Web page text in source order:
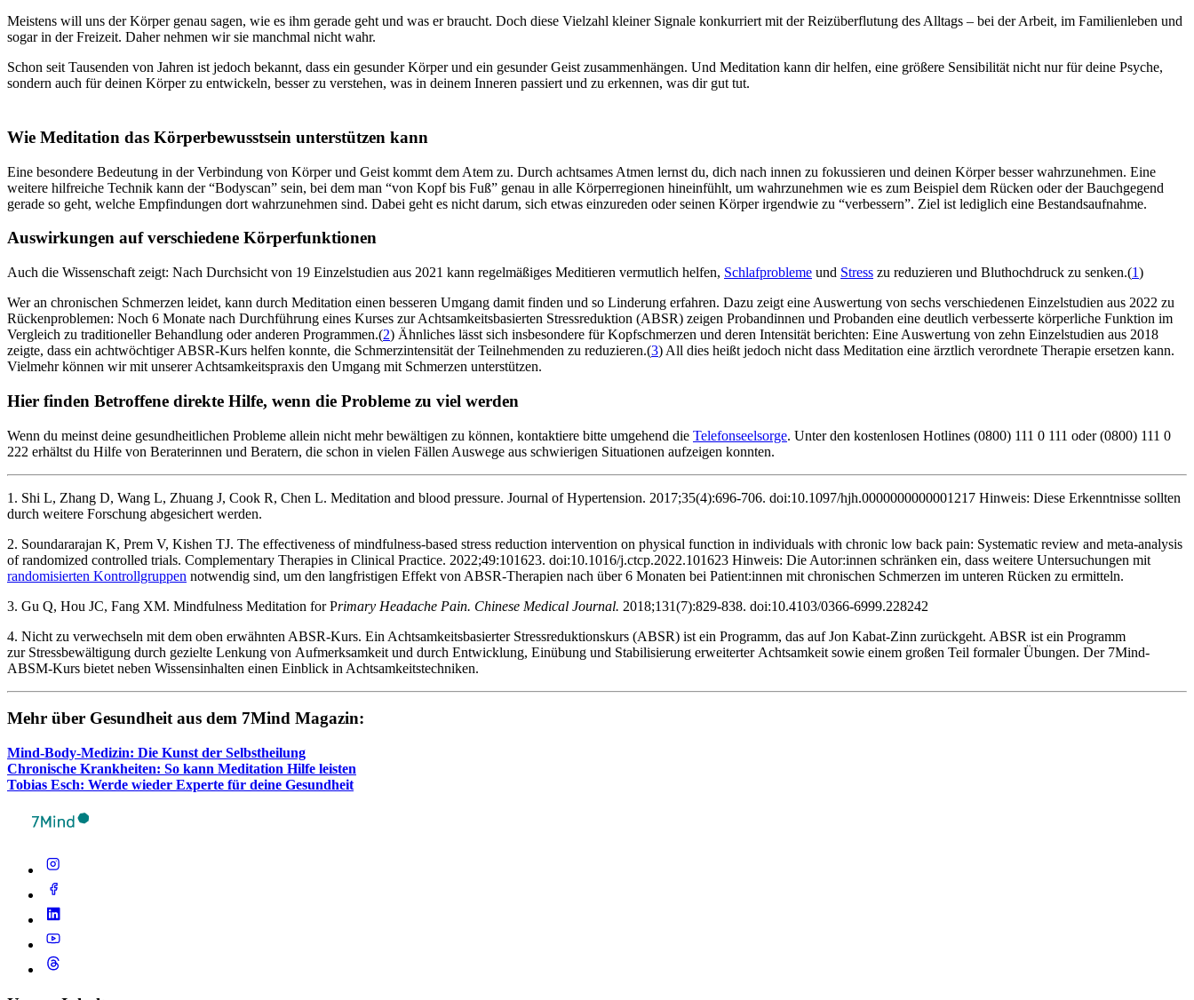
Meistens will uns der Körper genau sagen, wie es ihm gerade geht und was er braucht. Doch diese Viel­zahl klei­ner Signale kon­kur­riert mit der Reiz­über­flu­tung des All­tags – bei der Arbeit, im Familienleben und
sogar in der Frei­zeit. Daher nehmen wir sie manchmal nicht wahr.
Schon seit Tau­sen­den von Jahren ist jedoch bekannt, dass ein gesun­der Körper und ein gesun­der Geist zusam­men­hän­gen. Und Medi­ta­tion kann dir helfen, eine grö­ßere Sen­si­bi­li­tät nicht nur für deine Psyche,
sondern auch für deinen Körper zu ent­wi­ckeln, besser zu ver­ste­hen, was in deinem Inne­ren pas­siert und zu erken­nen, was dir gut tut.
Wie Medi­ta­tion das Körperbewusstsein unterstützen kann
Eine beson­dere Bedeu­tung in der Ver­bin­dung von Körper und Geist kommt dem Atem zu. Durch acht­sa­mes Atmen lernst du, dich nach innen zu fokus­sie­ren und deinen Körper besser wahrzunehmen. Eine
weitere hilfreiche Technik kann der “Bodyscan” sein, bei dem man “von Kopf bis Fuß” genau in alle Körperregionen hineinfühlt, um wahrzunehmen wie es zum Beispiel dem Rücken oder der Bauchgegend
gerade so geht, welche Empfindungen dort wahrzunehmen sind. Dabei geht es nicht darum, sich etwas einzureden oder seinen Körper irgendwie zu “verbessern”. Ziel ist lediglich eine Bestandsaufnahme.
Auswirkungen auf verschiedene Körperfunktionen
Auch die Wissenschaft zeigt: Nach Durchsicht von 19 Einzelstudien aus 2021 kann regelmäßiges Meditieren vermutlich helfen, Schlaf­pro­ble­me und Stress zu reduzieren und Bluthochdruck zu senken.(1)
Wer an chronischen Schmerzen leidet, kann durch Meditation einen besseren Umgang damit finden und so Linderung erfahren. Dazu zeigt eine Auswertung von sechs verschiedenen Einzelstudien aus 2022 zu
Rückenproblemen: Noch 6 Monate nach Durchführung eines Kurses zur Achtsamkeitsbasierten Stressreduktion (ABSR) zeigen Probandinnen und Probanden eine deutlich verbesserte körperliche Funktion im
Vergleich zu traditioneller Behandlung oder anderen Programmen.(2) Ähnliches lässt sich insbesondere für Kopfschmerzen und deren Intensität berichten: Eine Auswertung von zehn Einzelstudien aus 2018
zeigte, dass ein achtwöchtiger ABSR-Kurs helfen konnte, die Schmerzintensität der Teilnehmenden zu reduzieren.(3) All dies heißt jedoch nicht dass Meditation eine ärztlich verordnete Therapie ersetzen kann.
Vielmehr können wir mit unserer Achtsamkeitspraxis den Umgang mit Schmerzen unterstützen.
Hier finden Betroffene direkte Hilfe, wenn die Probleme zu viel werden
Wenn du meinst deine gesundheitlichen Probleme allein nicht mehr bewältigen zu können, kontaktiere bitte umgehend die Telefonseelsorge. Unter den kostenlosen Hotlines (0800) 111 0 111 oder (0800) 111 0
222 erhältst du Hilfe von Beraterinnen und Beratern, die schon in vielen Fällen Auswege aus schwierigen Situationen aufzeigen konnten.
1. Shi L, Zhang D, Wang L, Zhuang J, Cook R, Chen L. Meditation and blood pressure. Journal of Hypertension. 2017;35(4):696-706. doi:10.1097/hjh.0000000000001217 Hinweis: Diese Erkenntnisse sollten
durch weitere Forschung abgesichert werden.
2. Soundararajan K, Prem V, Kishen TJ. The effectiveness of mindfulness-based stress reduction intervention on physical function in individuals with chronic low back pain: Systematic review and meta-analysis
of randomized controlled trials. Complementary Therapies in Clinical Practice. 2022;49:101623. doi:10.1016/j.ctcp.2022.101623 ‌Hinweis: Die Autor:innen schränken ein, dass weitere Untersuchungen mit
randomisierten Kontrollgruppen notwendig sind, um den langfristigen Effekt von ABSR-Therapien nach über 6 Monaten bei Patient:innen mit chronischen Schmerzen im unteren Rücken zu ermitteln.
3. Gu Q, Hou JC, Fang XM. Mindfulness Meditation for Primary Headache Pain. Chinese Medical Journal. 2018;131(7):829-838. doi:10.4103/0366-6999.228242
4. Nicht zu verwechseln mit dem oben erwähnten ABSR-Kurs. Ein Achtsamkeitsbasierter Stressreduktionskurs (ABSR) ist ein Programm, das auf Jon Kabat-Zinn zurückgeht. ABSR ist ein Programm
zur Stressbewältigung durch gezielte Lenkung von Aufmerksamkeit und durch Entwicklung, Einübung und Stabilisierung erweiterter Achtsamkeit sowie einem großen Teil formaler Übungen. Der 7Mind-
ABSM-Kurs bietet neben Wissensinhalten einen Einblick in Achtsamkeitstechniken.
Mehr über Gesund­heit aus dem 7Mind Maga­zin:
Mind-Body-Medi­zin: Die Kunst der Selbst­hei­lung
Chro­ni­sche Krank­hei­ten: So kann Medi­ta­tion Hilfe leis­ten
Tobias Esch: Werde wieder Experte für deine Gesund­heit